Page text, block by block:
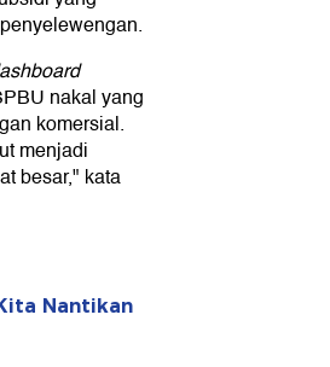
nakal yang
komersial.
menjadi
besar," kata
Nantikan